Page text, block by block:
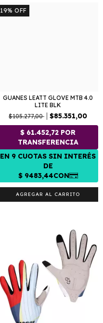
19% OFF
GUANES LEATT GLOVE MTB 4.0
LITE BLK
$105.277,00
$85.351,00
AGREGAR AL CARRITO